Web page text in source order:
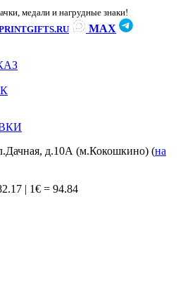
медали и нагрудные знаки!
MAX
д.10А (м.Кокошкино) (на
| 1€ = 94.84